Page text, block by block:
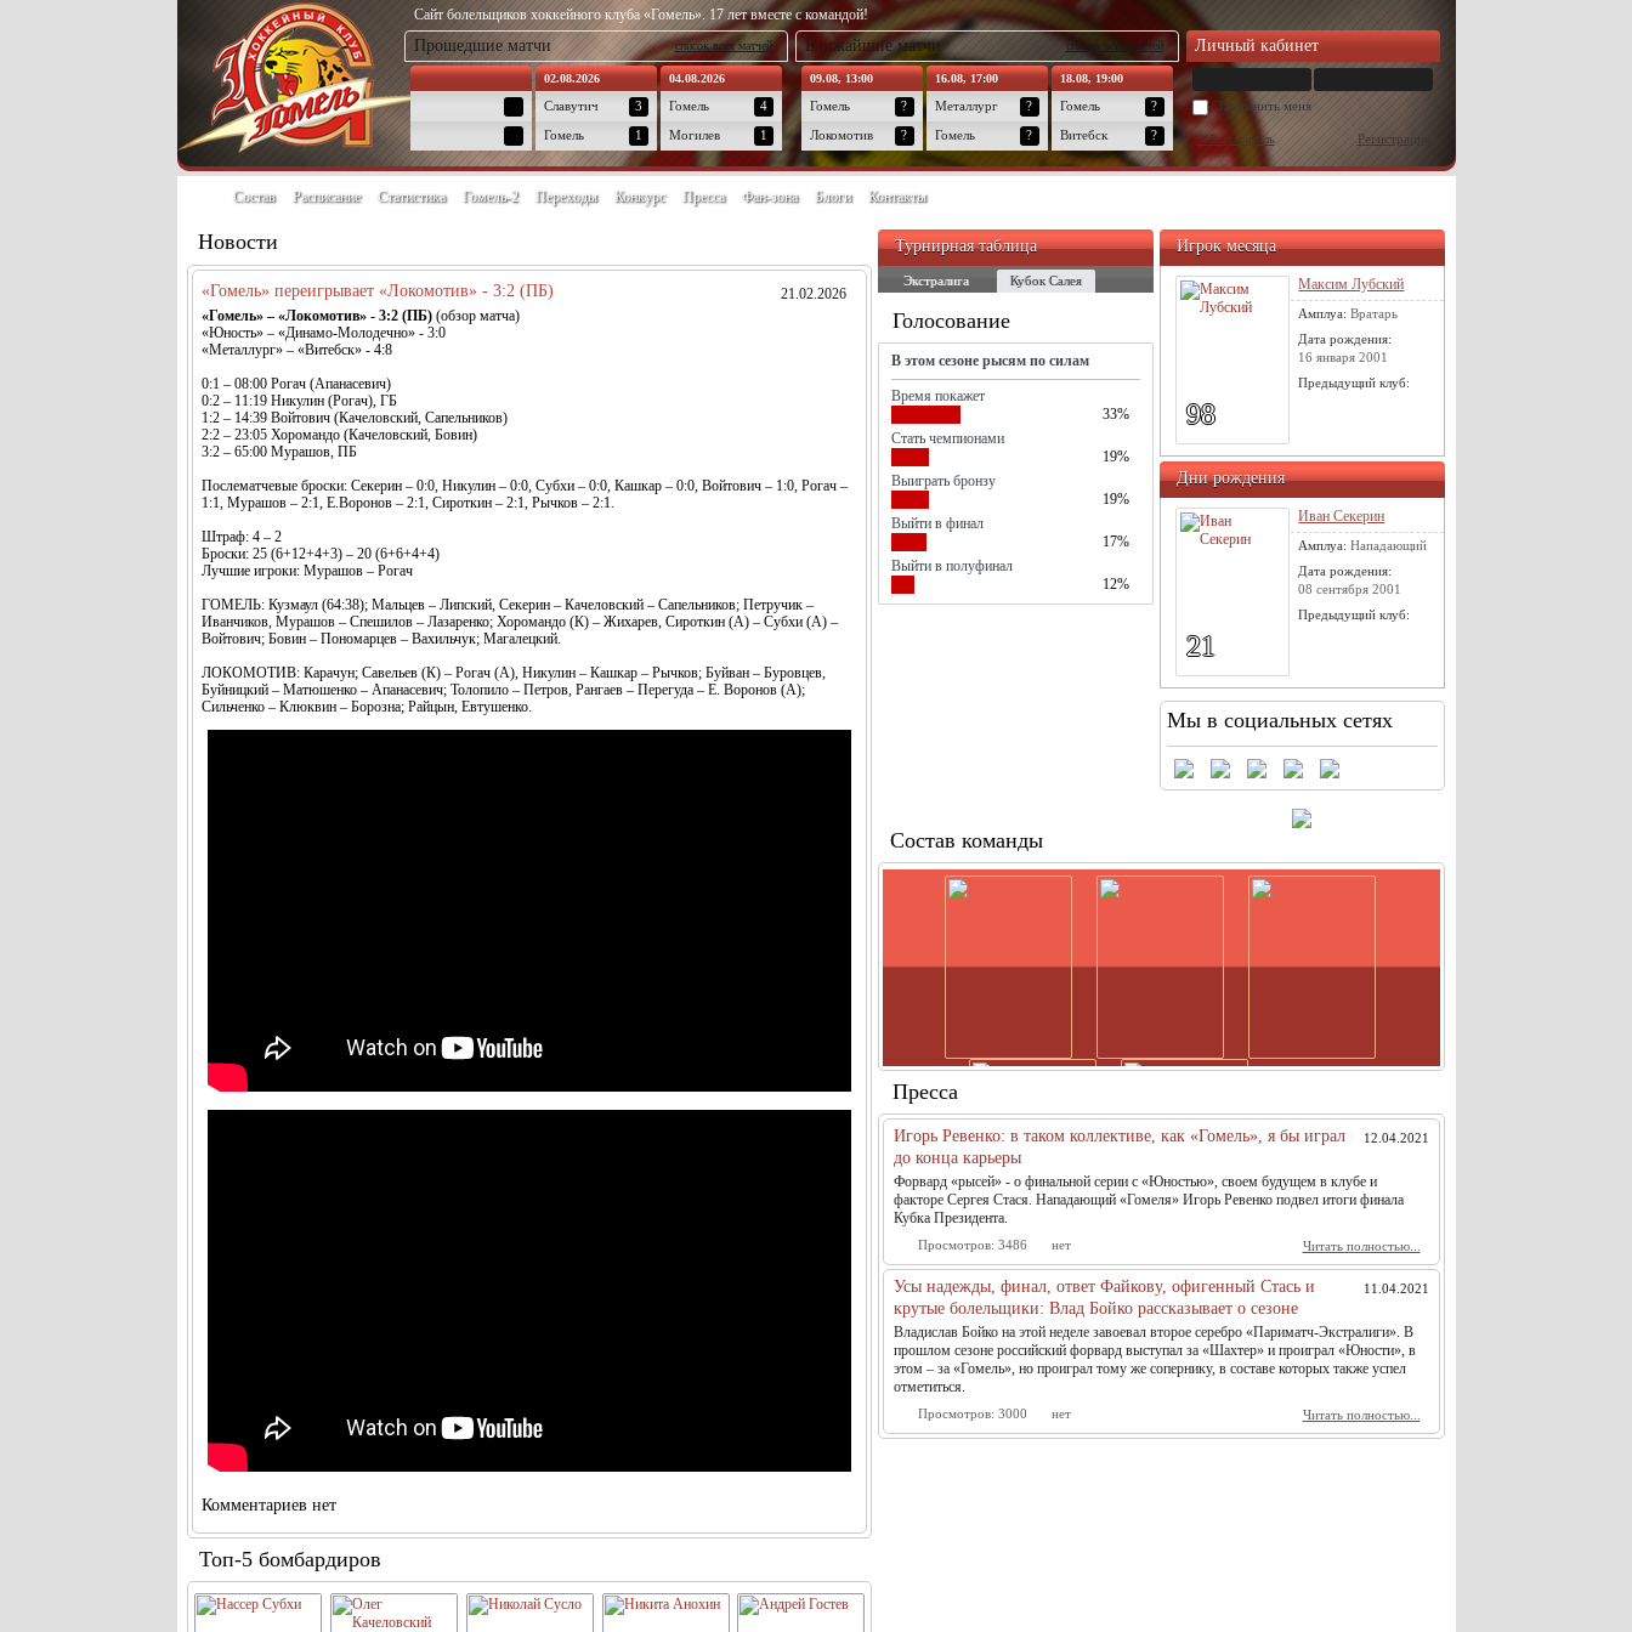
Сайт болельщиков хоккейного клуба «Гомель». 17 лет вместе с командой!
Прошедшие матчи список всех матчей
02.08.2026
Славутич
3
Гомель
1
04.08.2026
Гомель
4
Могилев
1
Ближайшие матчи список всех матчей
09.08, 13:00
Гомель
?
Локомотив
?
16.08, 17:00
Металлург
?
Гомель
?
18.08, 19:00
Гомель
?
Витебск
?
Личный кабинет
Запомнить меня
Забыл пароль Регистрация
Состав Расписание Статистика Гомель-2 Переходы Конкурс Пресса Фан-зона Блоги Контакты
Новости
«Гомель» переигрывает «Локомотив» - 3:2 (ПБ)
21.02.2026
«Гомель» – «Локомотив» - 3:2 (ПБ)(обзор матча)
«Юность» – «Динамо-Молодечно» - 3:0
«Металлург» – «Витебск» - 4:8
0:1 – 08:00 Рогач (Апанасевич)
0:2 – 11:19 Никулин (Рогач), ГБ
1:2 – 14:39 Войтович (Качеловский, Сапельников)
2:2 – 23:05 Хоромандо (Качеловский, Бовин)
3:2 – 65:00 Мурашов, ПБ
Послематчевые броски: Секерин – 0:0, Никулин – 0:0, Субхи – 0:0, Кашкар – 0:0, Войтович – 1:0, Рогач –
1:1, Мурашов – 2:1, Е.Воронов – 2:1, Сироткин – 2:1, Рычков – 2:1.
Штраф: 4 – 2
Броски: 25 (6+12+4+3) – 20 (6+6+4+4)
Лучшие игроки: Мурашов – Рогач
ГОМЕЛЬ: Кузмаул (64:38); Мальцев – Липский, Секерин – Качеловский – Сапельников; Петручик –
Иванчиков, Мурашов – Спешилов – Лазаренко; Хоромандо (К) – Жихарев, Сироткин (А) – Субхи (А) –
Войтович; Бовин – Пономарцев – Вахильчук; Магалецкий.
ЛОКОМОТИВ: Карачун; Савельев (К) – Рогач (А), Никулин – Кашкар – Рычков; Буйван – Буровцев,
Буйницкий – Матюшенко – Апанасевич; Толопило – Петров, Рангаев – Перегуда – Е. Воронов (А);
Сильченко – Клюквин – Борозна; Райцын, Евтушенко.
Комментариев нет
Топ-5 бомбардиров
Турнирная таблица
Экстралига Кубок Салея
Голосование
В этом сезоне рысям по силам
Время покажет
33%
Стать чемпионами
19%
Выиграть бронзу
19%
Выйти в финал
17%
Выйти в полуфинал
12%
Игрок месяца
98
Максим Лубский
Амплуа:Вратарь
Дата рождения:
16 января 2001
Предыдущий клуб:
Дни рождения
21
Иван Секерин
Амплуа:Нападающий
Дата рождения:
08 сентября 2001
Предыдущий клуб:
Мы в социальных сетях
Состав команды
Пресса
12.04.2021
Игорь Ревенко: в таком коллективе, как «Гомель», я бы играл
до конца карьеры
Форвард «рысей» - о финальной серии с «Юностью», своем будущем в клубе и
факторе Сергея Стася. Нападающий «Гомеля» Игорь Ревенко подвел итоги финала
Кубка Президента.
Просмотров:3486 нет Читать полностью...
11.04.2021
Усы надежды, финал, ответ Файкову, офигенный Стась и
крутые болельщики: Влад Бойко рассказывает о сезоне
Владислав Бойко на этой неделе завоевал второе серебро «Париматч-Экстралиги». В
прошлом сезоне российский форвард выступал за «Шахтер» и проиграл «Юности», в
этом – за «Гомель», но проиграл тому же сопернику, в составе которых также успел
отметиться.
Просмотров:3000 нет Читать полностью...